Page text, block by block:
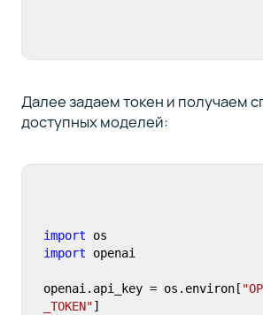
Далее задаем токен и получаем
доступных моделей:
import
import openai
openai.api_key = os.environ[
_TOKEN"